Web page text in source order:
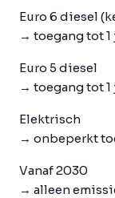
Euro 6 diesel
→ toegang tot
Euro 5 diesel
→ toegang tot
Elektrisch
→ onbeperkt
Vanaf 2030
→ alleen